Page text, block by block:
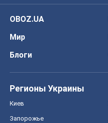
OBOZ.UA
Мир
Блоги
Регионы Украины
Киев
Запорожье